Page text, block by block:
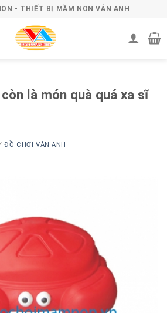
- THIẾT BỊ MẦM NON VÂN ANH
là món quà quá xa sĩ
ĐỒ CHƠI VÂN ANH